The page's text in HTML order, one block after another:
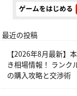
最近の投稿
【2026年8月最新】
き相場情報！ ランク
の購入攻略と交渉術